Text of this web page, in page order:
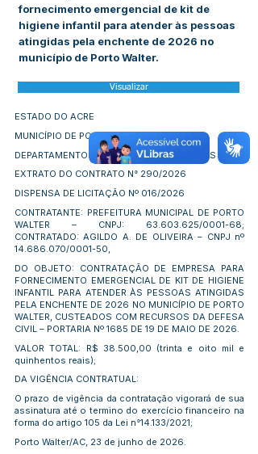
fornecimento emergencial de kit de
higiene infantil para atender às pessoas
atingidas pela enchente de 2026 no
município de Porto Walter.
Visualizar
ESTADO DO ACRE
MUNICÍPIO DE PORTO WALTER
DEPARTAMENTO DE GESTÃO DE CONTRATOS
EXTRATO DO CONTRATO N° 290/2026
DISPENSA DE LICITAÇÃO Nº 016/2026
CONTRATANTE: PREFEITURA MUNICIPAL DE PORTO
WALTER – CNPJ: 63.603.625/0001-68;
CONTRATADO: AGILDO A. DE OLIVEIRA – CNPJ nº
14.686.070/0001-50,
DO OBJETO: CONTRATAÇÃO DE EMPRESA PARA
FORNECIMENTO EMERGENCIAL DE KIT DE HIGIENE
INFANTIL PARA ATENDER ÀS PESSOAS ATINGIDAS
PELA ENCHENTE DE 2026 NO MUNICÍPIO DE PORTO
WALTER, CUSTEADOS COM RECURSOS DA DEFESA
CIVIL – PORTARIA Nº 1685 DE 19 DE MAIO DE 2026.
VALOR TOTAL: R$ 38.500,00 (trinta e oito mil e
quinhentos reais);
DA VIGÊNCIA CONTRATUAL:
O prazo de vigência da contratação vigorará de sua
assinatura até o termino do exercício financeiro na
forma do artigo 105 da Lei n°14.133/2021;
Porto Walter/AC, 23 de junho de 2026.